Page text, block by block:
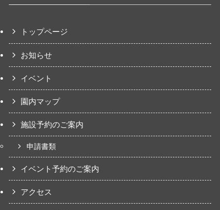
トップページ
お知らせ
イベント
園内マップ
施設予約のご案内
申請書類
イベント予約のご案内
アクセス